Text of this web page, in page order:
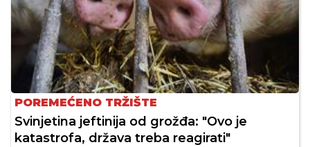
POREMEĆENO TRŽIŠTE
Svinjetina jeftinija od grožđa: "Ovo je
katastrofa, država treba reagirati"